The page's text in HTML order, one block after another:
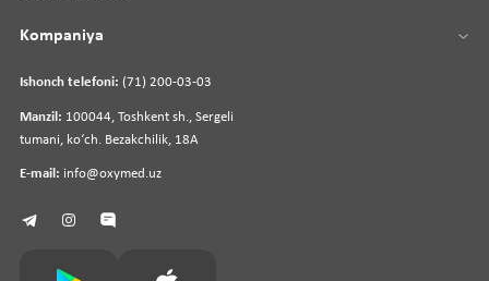
Ishonch telefoni: (71) 200-03-03
Manzil: 100044, Toshkent sh., Sergeli
tumani, koʻch. Bezakchilik, 18A
E-mail: info@oxymed.uz
Kompaniya